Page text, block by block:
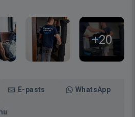
+20
E-pasts WhatsApp